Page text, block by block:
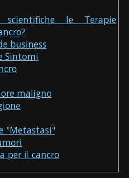
le Terapie
business
Sintomi
maligno
"Metastasi"
per il cancro